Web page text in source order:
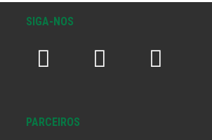
SIGA-NOS
PARCEIROS